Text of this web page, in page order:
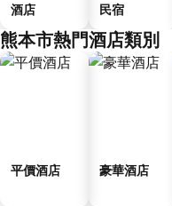
酒店 民宿
熊本市熱門酒店類別
平價酒店 豪華酒店